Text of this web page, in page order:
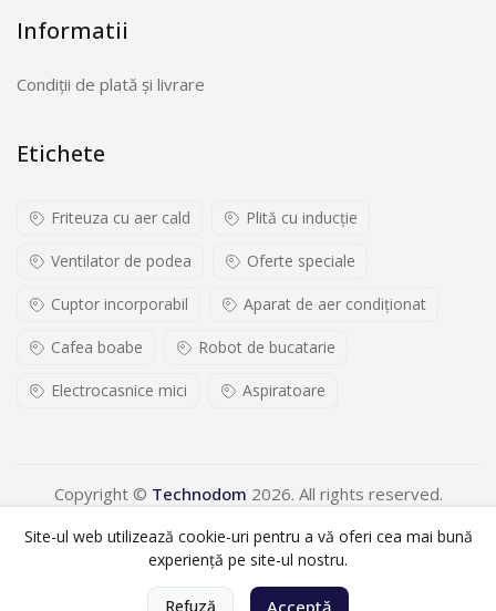
Informatii
Condiții de plată și livrare
Etichete
Friteuza cu aer cald Plită cu inducţie
Ventilator de podea Oferte speciale
Cuptor incorporabil Aparat de aer condiționat
Cafea boabe Robot de bucatarie
Electrocasnice mici Aspiratoare
Copyright © Technodom 2026. All rights reserved.
Site-ul web utilizează cookie-uri pentru a vă oferi cea mai bună
experiență pe site-ul nostru.
Refuză Acceptă